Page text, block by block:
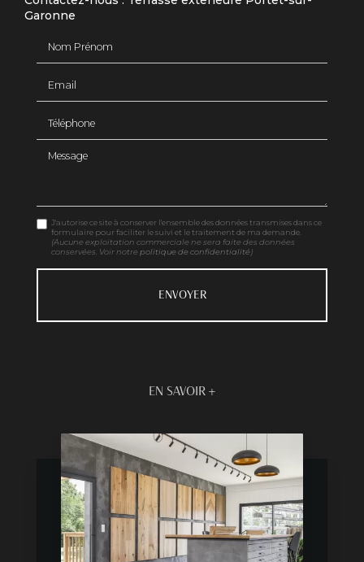
Garonne
Message
J'autorise ce site à conserver l'ensemble des données transmises dans ce
formulaire pour faciliter le suivi et le traitement de ma demande.
(Aucune exploitation commerciale ne sera faite des données
conservées. Voir notre politique de confidentialité)
EN SAVOIR +